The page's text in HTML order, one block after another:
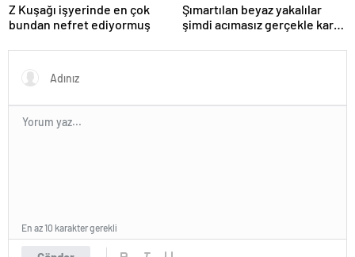
Z Kuşağı işyerinde en çok
bundan nefret ediyormuş
Şımartılan beyaz yakalılar
şimdi acımasız gerçekle karşı
En az 10 karakter gerekli